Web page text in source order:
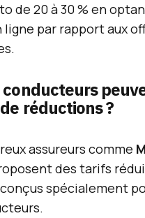
de 20 à 30 % en
ligne par rapport aux
conducteurs
réductions ?
assureurs comme
des tarifs
spécialement